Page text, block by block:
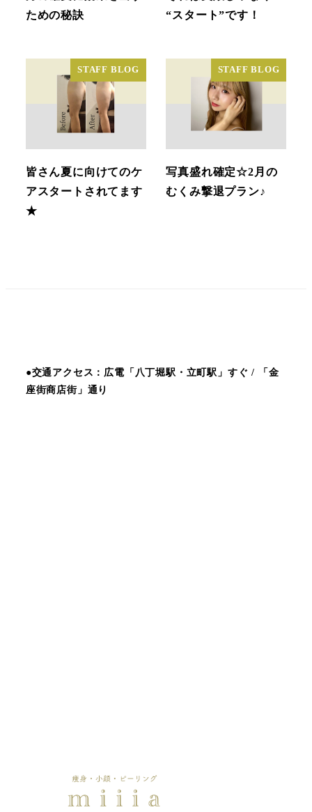
ための秘訣
“スタート”です！
STAFF BLOG
皆さん夏に向けてのケ
アスタートされてます
★
STAFF BLOG
写真盛れ確定☆2月の
むくみ撃退プラン♪
●交通アクセス：広電「八丁堀駅・立町駅」すぐ / 「金
座街商店街」通り